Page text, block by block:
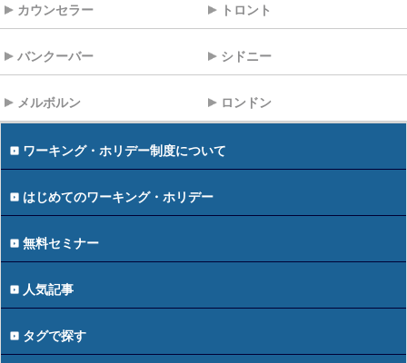
カウンセラー トロント
バンクーバー シドニー
メルボルン ロンドン
ワーキング・ホリデー制度について
はじめてのワーキング・ホリデー
無料セミナー
人気記事
タグで探す